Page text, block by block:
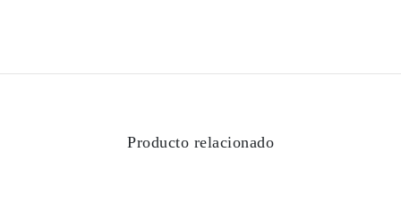
Producto relacionado